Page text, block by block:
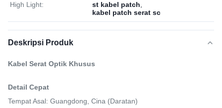
High Light: st kabel patch
kabel patch serat sc
Deskripsi Produk
Kabel Serat Optik Khusus
Detail Cepat
Tempat Asal: Guangdong, Cina (Daratan)